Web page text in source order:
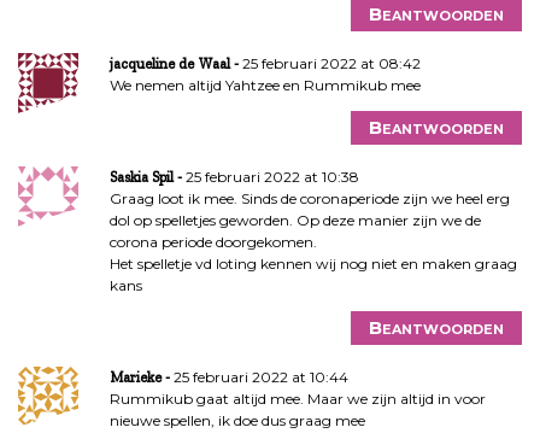
Beantwoorden
jacqueline de Waal
25 februari 2022 at 08:42
We nemen altijd Yahtzee en Rummikub mee
Beantwoorden
Saskia Spil
25 februari 2022 at 10:38
Graag loot ik mee. Sinds de coronaperiode zijn we heel erg
dol op spelletjes geworden. Op deze manier zijn we de
corona periode doorgekomen.
Het spelletje vd loting kennen wij nog niet en maken graag
kans
Beantwoorden
Marieke
25 februari 2022 at 10:44
Rummikub gaat altijd mee. Maar we zijn altijd in voor
nieuwe spellen, ik doe dus graag mee